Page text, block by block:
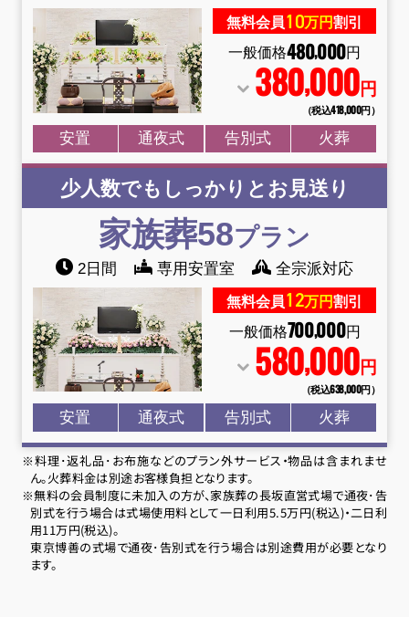
無料会員10万円割引
一般価格480,000円
380,000円
（税込418,000円）
安置 通夜式 告別式 火葬
少人数でもしっかりとお見送り
家族葬58プラン
2日間 専用安置室 全宗派対応
無料会員12万円割引
一般価格700,000円
580,000円
（税込638,000円）
安置 通夜式 告別式 火葬
※料理･返礼品･お布施などのプラン外サービス・物品は含まれませ
ん。火葬料金は別途お客様負担となります。
※無料の会員制度に未加入の方が、家族葬の長坂直営式場で通夜･告
別式を行う場合は式場使用料として一日利用5.5万円(税込)・二日利
用11万円(税込)。
東京博善の式場で通夜･告別式を行う場合は別途費用が必要となり
ます。